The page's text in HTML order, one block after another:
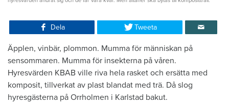
Dela Tweeta
Äpplen, vinbär, plommon. Mumma för människan på
sensommaren. Mumma för insekterna på våren.
Hyresvärden KBAB ville riva hela rasket och ersätta med
komposit, tillverkat av plast blandat med trä. Då slog
hyresgästerna på Orrholmen i Karlstad bakut.